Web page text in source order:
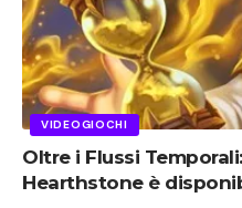
VIDEOGIOCHI
Oltre i Flussi
Hearthstone è